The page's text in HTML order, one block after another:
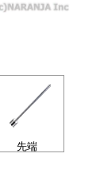
先端